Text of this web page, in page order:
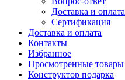
Доставка и оплата
Сертификация
Доставка и оплата
Контакты
Избранное
Просмотренные товары
Конструктор подарка